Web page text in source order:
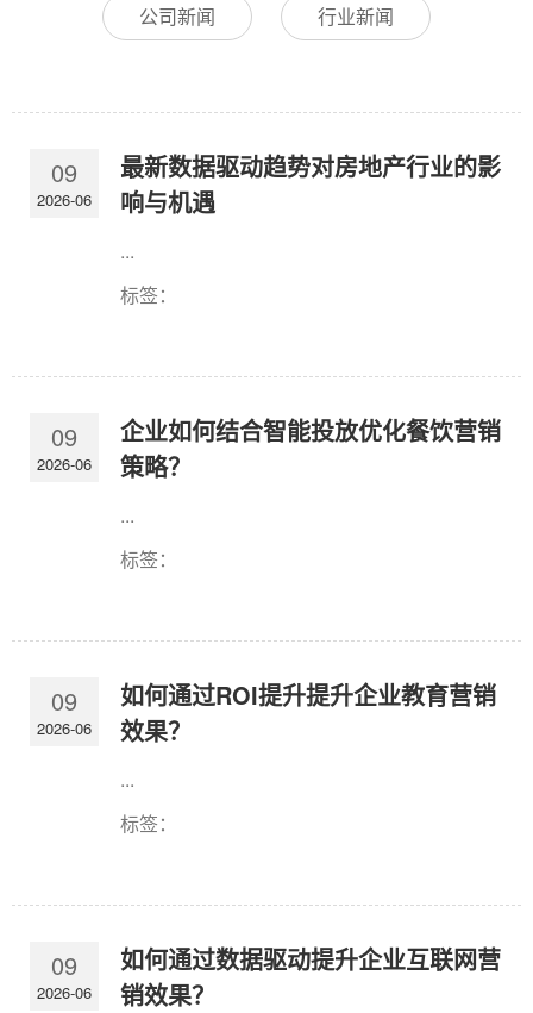
公司新闻 行业新闻
09
2026-06
最新数据驱动趋势对房地产行业的影
响与机遇
...
标签：
09
2026-06
企业如何结合智能投放优化餐饮营销
策略？
...
标签：
09
2026-06
如何通过ROI提升提升企业教育营销
效果？
...
标签：
09
2026-06
如何通过数据驱动提升企业互联网营
销效果？